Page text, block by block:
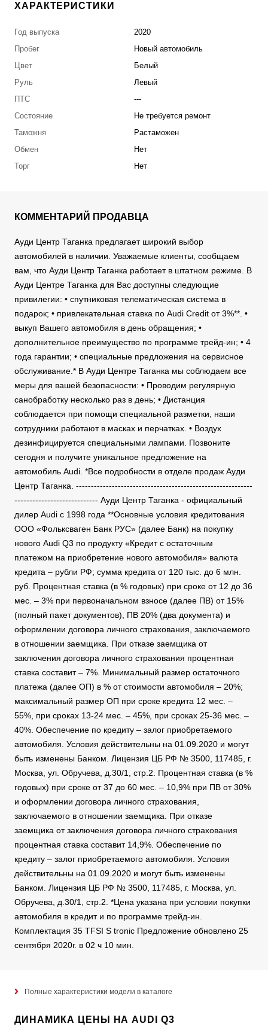
ХАРАКТЕРИСТИКИ
Год выпуска
2020
Пробег
Новый автомобиль
Цвет
Белый
Руль
Левый
ПТС
---
Состояние
Не требуется ремонт
Таможня
Растаможен
Обмен
Нет
Торг
Нет
КОММЕНТАРИЙ ПРОДАВЦА
Ауди Центр Таганка предлагает широкий выбор
автомобилей в наличии. Уважаемые клиенты, сообщаем
вам, что Ауди Центр Таганка работает в штатном режиме. В
Ауди Центре Таганка для Вас доступны следующие
привилегии: • спутниковая телематическая система в
подарок; • привлекательная ставка по Audi Credit от 3%**. •
выкуп Вашего автомобиля в день обращения; •
дополнительное преимущество по программе трейд-ин; • 4
года гарантии; • специальные предложения на сервисное
обслуживание.* В Ауди Центре Таганка мы соблюдаем все
меры для вашей безопасности: • Проводим регулярную
санобработку несколько раз в день; • Дистанция
соблюдается при помощи специальной разметки, наши
сотрудники работают в масках и перчатках. • Воздух
дезинфицируется специальными лампами. Позвоните
сегодня и получите уникальное предложение на
автомобиль Audi. *Все подробности в отделе продаж Ауди
Центр Таганка. -----------------------------------------------------------
---------------------------- Ауди Центр Таганка - официальный
дилер Audi с 1998 года **Основные условия кредитования
ООО «Фольксваген Банк РУС» (далее Банк) на покупку
нового Audi Q3 по продукту «Кредит с остаточным
платежом на приобретение нового автомобиля» валюта
кредита – рубли РФ; сумма кредита от 120 тыс. до 6 млн.
руб. Процентная ставка (в % годовых) при сроке от 12 до 36
мес. – 3% при первоначальном взносе (далее ПВ) от 15%
(полный пакет документов), ПВ 20% (два документа) и
оформлении договора личного страхования, заключаемого
в отношении заемщика. При отказе заемщика от
заключения договора личного страхования процентная
ставка составит – 7%. Минимальный размер остаточного
платежа (далее ОП) в % от стоимости автомобиля – 20%;
максимальный размер ОП при сроке кредита 12 мес. –
55%, при сроках 13-24 мес. – 45%, при сроках 25-36 мес. –
40%. Обеспечение по кредиту – залог приобретаемого
автомобиля. Условия действительны на 01.09.2020 и могут
быть изменены Банком. Лицензия ЦБ РФ № 3500, 117485, г.
Москва, ул. Обручева, д.30/1, стр.2. Процентная ставка (в %
годовых) при сроке от 37 до 60 мес. – 10,9% при ПВ от 30%
и оформлении договора личного страхования,
заключаемого в отношении заемщика. При отказе
заемщика от заключения договора личного страхования
процентная ставка составит 14,9%. Обеспечение по
кредиту – залог приобретаемого автомобиля. Условия
действительны на 01.09.2020 и могут быть изменены
Банком. Лицензия ЦБ РФ № 3500, 117485, г. Москва, ул.
Обручева, д.30/1, стр.2. *Цена указана при условии покупки
автомобиля в кредит и по программе трейд-ин.
Комплектация 35 TFSI S tronic Предложение обновлено 25
сентября 2020г. в 02 ч 10 мин.
Полные характеристики модели в каталоге
ДИНАМИКА ЦЕНЫ НА AUDI Q3